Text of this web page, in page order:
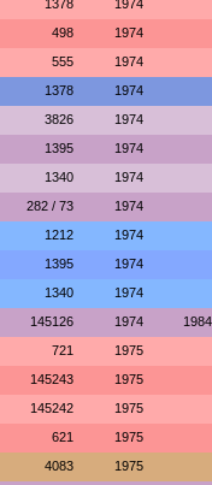
1378 1974
498 1974
555 1974
1378 1974
3826 1974
1395 1974
1340 1974
282 / 73 1974
1212 1974
1395 1974
1340 1974
145126 1974 1984
721 1975
145243 1975
145242 1975
621 1975
4083 1975